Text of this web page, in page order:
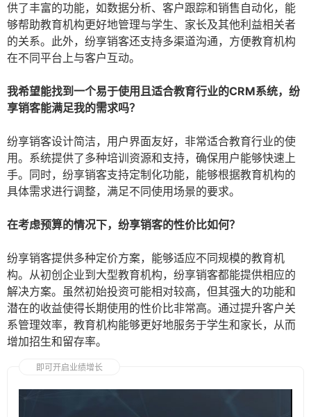
供了丰富的功能，如数据分析、客户跟踪和销售自动化，能
够帮助教育机构更好地管理与学生、家长及其他利益相关者
的关系。此外，纷享销客还支持多渠道沟通，方便教育机构
在不同平台上与客户互动。
我希望能找到一个易于使用且适合教育行业的CRM系统，纷
享销客能满足我的需求吗？
纷享销客设计简洁，用户界面友好，非常适合教育行业的使
用。系统提供了多种培训资源和支持，确保用户能够快速上
手。同时，纷享销客支持定制化功能，能够根据教育机构的
具体需求进行调整，满足不同使用场景的要求。
在考虑预算的情况下，纷享销客的性价比如何？
纷享销客提供多种定价方案，能够适应不同规模的教育机
构。从初创企业到大型教育机构，纷享销客都能提供相应的
解决方案。虽然初始投资可能相对较高，但其强大的功能和
潜在的收益使得长期使用的性价比非常高。通过提升客户关
系管理效率，教育机构能够更好地服务于学生和家长，从而
增加招生和留存率。
即可开启业绩增长